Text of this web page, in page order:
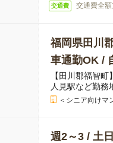
交通費 交通費全
福岡県田川
車通勤OK /
【田川郡福智
人見駅など勤務
＜シニア向けマ
週2～3 / 土